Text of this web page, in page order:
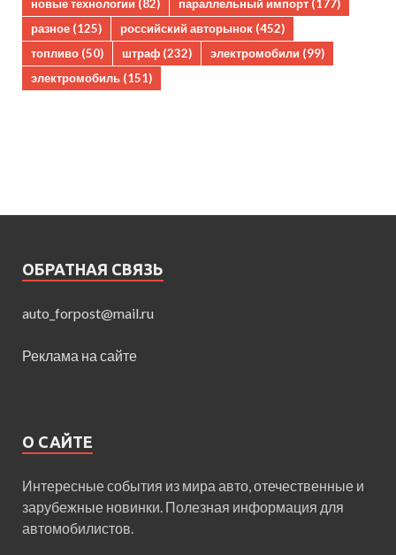
новые технологии (82) параллельный импорт (177)
разное (125) российский авторынок (452)
топливо (50) штраф (232) электромобили (99)
электромобиль (151)
ОБРАТНАЯ СВЯЗЬ
auto_forpost@mail.ru
Реклама на сайте
О САЙТЕ
Интересные события из мира авто, отечественные и
зарубежные новинки. Полезная информация для
автомобилистов.